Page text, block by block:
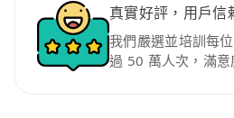
真實好評，用戶信
我們嚴選並培訓每
過 50 萬人次，滿意